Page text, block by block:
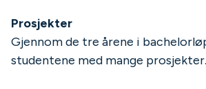
Prosjekter
Gjennom de tre årene i
studentene med mange prosjekter.